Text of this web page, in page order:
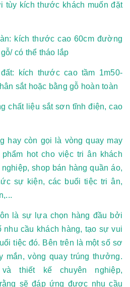
tùy kích thước khách muốn đặt
kích thước cao 60cm đường
có thể tháo lắp
kích thước cao tầm 1m50-
sắt hoặc bằng gỗ hoàn toàn
chất liệu sắt sơn tĩnh điện, cao
hay còn gọi là vòng quay may
hot cho việc tri ân khách
shop bán hàng quần áo,
sự kiện, các buổi tiệc tri ân,
là sự lựa chọn hàng đầu bởi
cầu khách hàng, tạo sự vui
tiệc đó. Bên trên là một số sơ
mắn, vòng quay trúng thưởng.
thiết kế chuyên nghiệp,
sẽ đáp ứng được nhu cầu